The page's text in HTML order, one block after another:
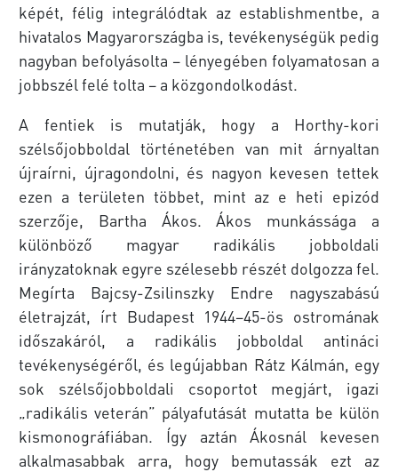
képét, félig integrálódtak az establishmentbe, a
hivatalos Magyarországba is, tevékenységük pedig
nagyban befolyásolta – lényegében folyamatosan a
jobbszél felé tolta – a közgondolkodást.
A fentiek is mutatják, hogy a Horthy-kori
szélsőjobboldal történetében van mit árnyaltan
újraírni, újragondolni, és nagyon kevesen tettek
ezen a területen többet, mint az e heti epizód
szerzője, Bartha Ákos. Ákos munkássága a
különböző magyar radikális jobboldali
irányzatoknak egyre szélesebb részét dolgozza fel.
Megírta Bajcsy-Zsilinszky Endre nagyszabású
életrajzát, írt Budapest 1944–45-ös ostromának
időszakáról, a radikális jobboldal antináci
tevékenységéről, és legújabban Rátz Kálmán, egy
sok szélsőjobboldali csoportot megjárt, igazi
„radikális veterán” pályafutását mutatta be külön
kismonográfiában. Így aztán Ákosnál kevesen
alkalmasabbak arra, hogy bemutassák ezt az